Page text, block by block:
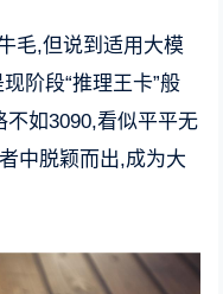
毛,但说到适用大模
阶段“推理王卡”般
不如3090,看似平平无
中脱颖而出,成为大